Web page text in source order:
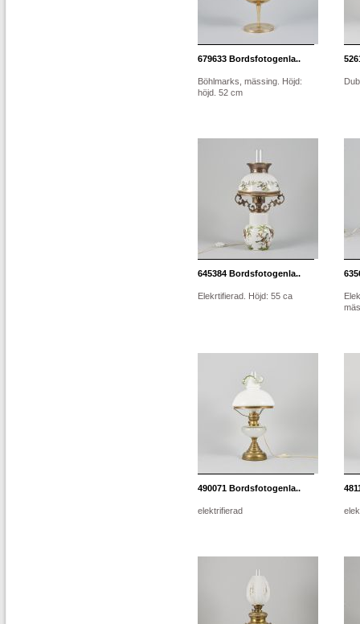
679633 Bordsfotogenla..
Böhlmarks, mässing. Höjd:
höjd. 52 cm
645384 Bordsfotogenla..
Elekrtifierad. Höjd: 55 ca
490071 Bordsfotogenla..
elektrifierad